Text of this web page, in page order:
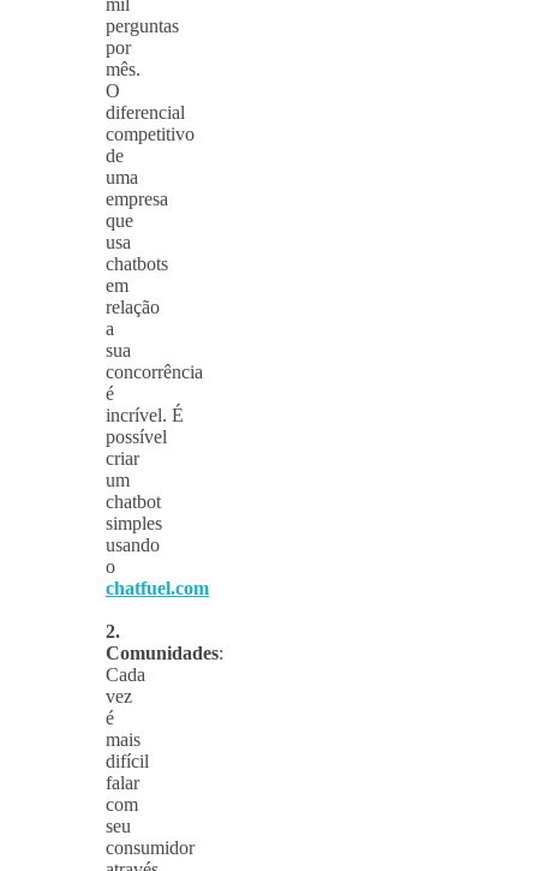
perguntas
por
mês.
O
diferencial
competitivo
de
uma
empresa
que
usa
chatbots
em
relação
a
sua
concorrência
é
incrível. É
possível
criar
um
chatbot
simples
usando
o
chatfuel.com
2.
Comunidades:
Cada
vez
é
mais
difícil
falar
com
seu
consumidor